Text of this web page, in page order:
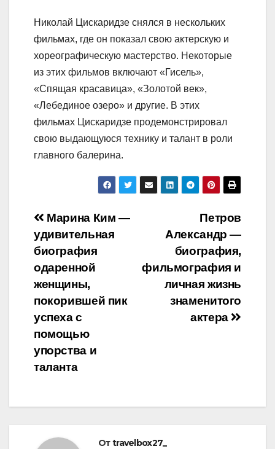
Николай Цискаридзе снялся в нескольких
фильмах, где он показал свою актерскую и
хореографическую мастерство. Некоторые
из этих фильмов включают «Гисель»,
«Спящая красавица», «Золотой век»,
«Лебединое озеро» и другие. В этих
фильмах Цискаридзе продемонстрировал
свою выдающуюся технику и талант в роли
главного балерина.
Навигация
по
записям
Петров
Александр —
биография,
фильмография и
личная жизнь
знаменитого
актера
Марина Ким —
удивительная
биография
одаренной
женщины,
покорившей пик
успеха с
помощью
упорства и
таланта
Отtravelbox27_